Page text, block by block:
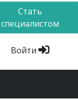
Стать
специалистом
Войти